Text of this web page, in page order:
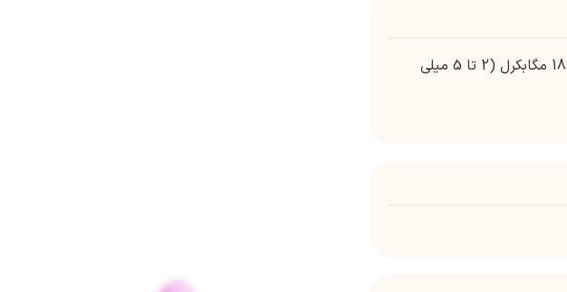
(70 کیلوگرم) تزریق گالیم سیترات گا 67 به میزان 74 تا 185 مگابکرل (2 تا 5 میلی